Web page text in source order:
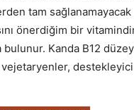
tam
önerdiğim bir
Kanda B12
vejetaryenler,